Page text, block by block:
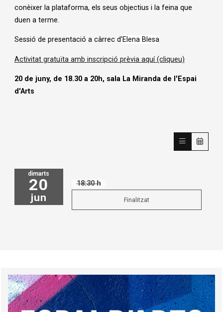
conèixer la plataforma, els seus objectius i la feina que
duen a terme.
Sessió de presentació a càrrec d'Elena Blesa
Activitat gratuïta amb inscripció prèvia aquí (cliqueu)
20 de juny, de 18.30 a 20h, sala La Miranda de l'Espai
d'Arts
dimarts
20
jun
18:30 h
Finalitzat